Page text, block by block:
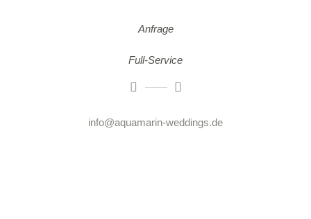
Anfrage
Full-Service
info@aquamarin-weddings.de